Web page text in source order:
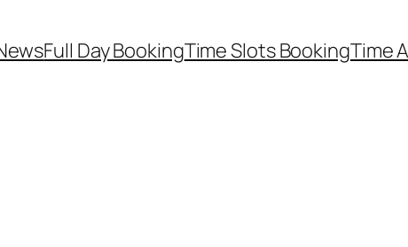
Full Day BookingTime Slots BookingTime